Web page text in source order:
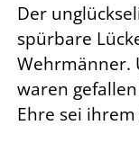
Der
spürbare
Wehrmänner.
waren
Ehre sei